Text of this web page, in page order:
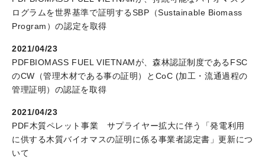
ログラムを世界基準で証明するSBP（Sustainable Biomass
Program）の認定を取得
2021/04/23
PDFBIOMASS FUEL VIETNAMが、森林認証制度であるFSC
のCW（管理木材である事の証明）とCoC (加工・流通過程の
管理証明）の認証を取得
2021/04/23
PDF木質ペレット事業 サプライヤー拡大に伴う「発電利用
に供する木質バイオマスの証明に係る事業者認定書」更新につ
いて